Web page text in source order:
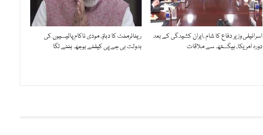
اسرائیلی وزیر دفاع کا شام ،ایران کشیدگی کے بعد
دورہ امریکا، ہیگستھ سے ملاقات
ریٹائرمنٹ کا دباؤ، مودی ناکام پالیسیوں کی
بدولت بی جے پی کیلئے بوجھ بننے لگا